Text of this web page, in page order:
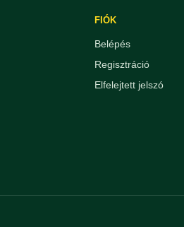
FIÓK
Belépés
Regisztráció
Elfelejtett jelszó